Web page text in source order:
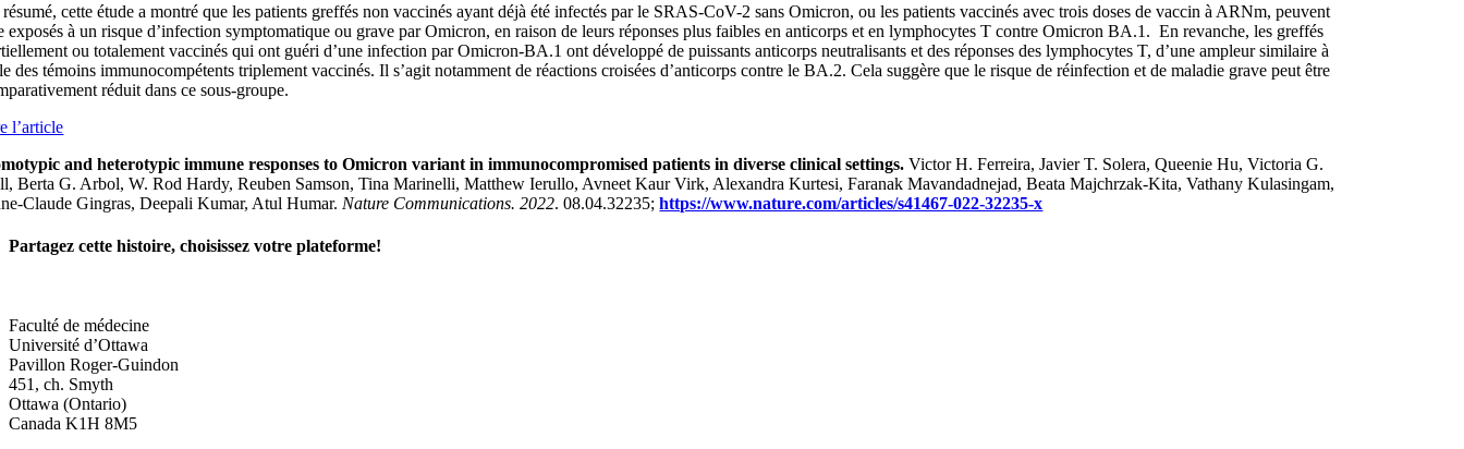
cette étude a montré que les patients greffés non vaccinés ayant déjà été infectés par le SRAS-CoV-2 sans Omicron, ou les patients vaccinés avec trois doses de vaccin à ARNm, peuvent
exposés à un risque d’infection symptomatique ou grave par Omicron, en raison de leurs réponses plus faibles en anticorps et en lymphocytes T contre Omicron BA.1. En revanche, les greffés
ou totalement vaccinés qui ont guéri d’une infection par Omicron-BA.1 ont développé de puissants anticorps neutralisants et des réponses des lymphocytes T, d’une ampleur similaire à
des témoins immunocompétents triplement vaccinés. Il s’agit notamment de réactions croisées d’anticorps contre le BA.2. Cela suggère que le risque de réinfection et de maladie grave peut être
réduit dans ce sous-groupe.
l’article
and heterotypic immune responses to Omicron variant in immunocompromised patients in diverse clinical settings.Victor H. Ferreira, Javier T. Solera, Queenie Hu, Victoria G.
Berta G. Arbol, W. Rod Hardy, Reuben Samson, Tina Marinelli, Matthew Ierullo, Avneet Kaur Virk, Alexandra Kurtesi, Faranak Mavandadnejad, Beata Majchrzak-Kita, Vathany Kulasingam,
Claude Gingras, Deepali Kumar, Atul Humar. Nature Communications. 2022. 08.04.32235;https://www.nature.com/articles/s41467-022-32235-x
Partagez cette histoire, choisissez votre plateforme!
Faculté de médecine
Université d’Ottawa
Pavillon Roger-Guindon
451, ch. Smyth
Ottawa (Ontario)
Canada K1H 8M5